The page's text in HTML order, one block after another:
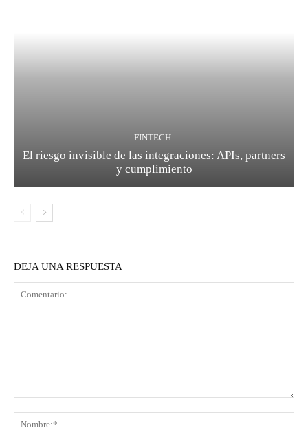
FINTECH
El riesgo invisible de las integraciones: APIs, partners
y cumplimiento
DEJA UNA RESPUESTA